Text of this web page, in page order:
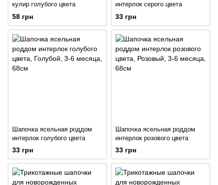
кулир голубого цвета
58 грн
интерлок серого цвета
33 грн
Шапочка ясельная роддом
интерлок голубого цвета
33 грн
Шапочка ясельная роддом
интерлок розового цвета
33 грн